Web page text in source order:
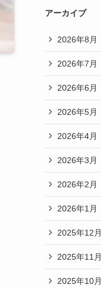
アーカイブ
2026年8月
2026年7月
2026年6月
2026年5月
2026年4月
2026年3月
2026年2月
2026年1月
2025年12月
2025年11月
2025年10月